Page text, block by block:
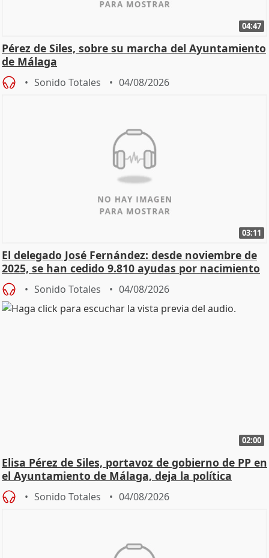
04:47
Pérez de Siles, sobre su marcha del Ayuntamiento
de Málaga
Sonido Totales 04/08/2026
03:11
El delegado José Fernández: desde noviembre de
2025, se han cedido 9.810 ayudas por nacimiento
Sonido Totales 04/08/2026
02:00
Elisa Pérez de Siles, portavoz de gobierno de PP en
el Ayuntamiento de Málaga, deja la política
Sonido Totales 04/08/2026